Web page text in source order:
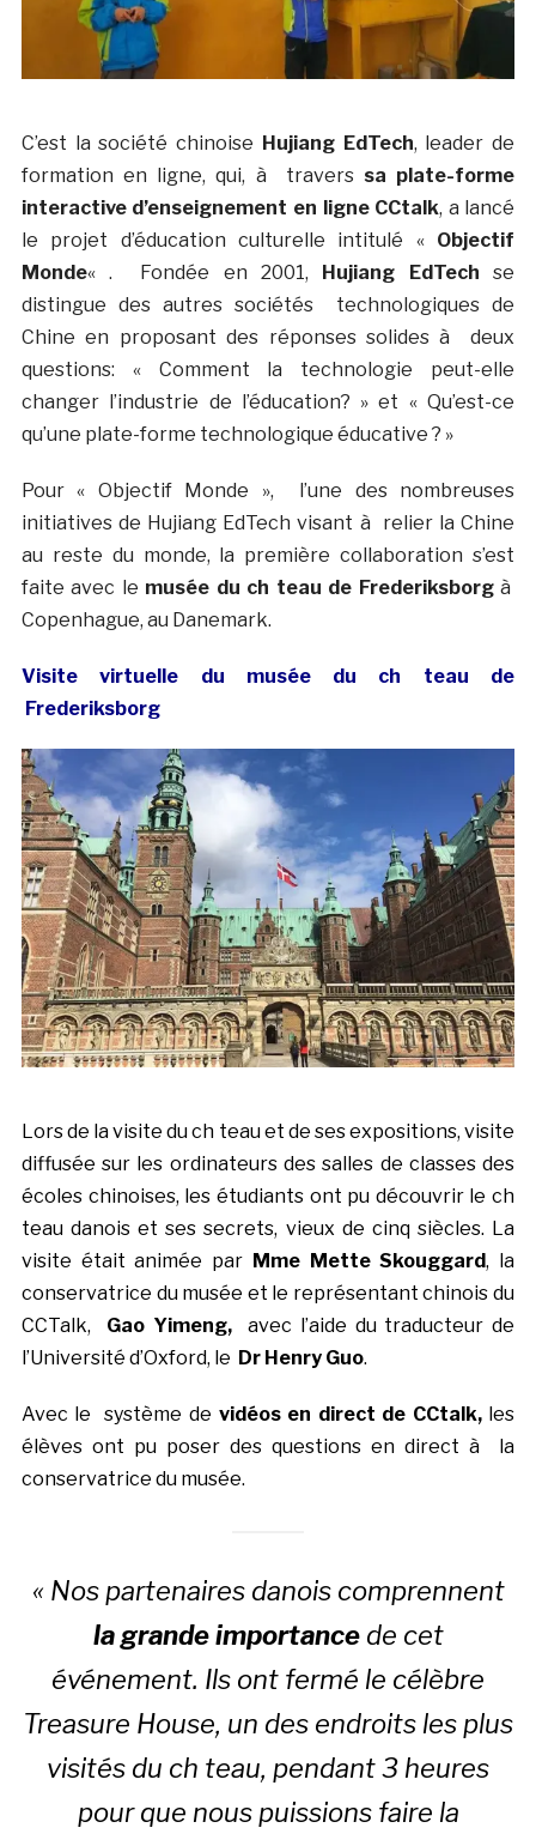
C’est la société chinoise Hujiang EdTech, leader de
formation en ligne, qui, à travers sa plate-forme
interactive d’enseignement en ligne CCtalk, a lancé
le projet d’éducation culturelle intitulé « Objectif
Monde« . Fondée en 2001, Hujiang EdTech se
distingue des autres sociétés technologiques de
Chine en proposant des réponses solides à deux
questions: « Comment la technologie peut-elle
changer l’industrie de l’éducation? » et « Qu’est-ce
qu’une plate-forme technologique éducative ? »
Pour « Objectif Monde », l’une des nombreuses
initiatives de Hujiang EdTech visant à relier la Chine
au reste du monde, la première collaboration s’est
faite avec le musée du ch teau de Frederiksborgà
Copenhague, au Danemark.
Visite virtuelle du musée du ch teau de
Frederiksborg
Lors de la visite du ch teau et de ses expositions, visite
diffusée sur les ordinateurs des salles de classes des
écoles chinoises, les étudiants ont pu découvrir le ch
teau danois et ses secrets, vieux de cinq siècles. La
visite était animée par Mme Mette Skouggard, la
conservatrice du musée et le représentant chinois du
CCTalk, Gao Yimeng,avec l’aide du traducteur de
l’Université d’Oxford, le Dr Henry Guo.
Avec le système de vidéos en direct de CCtalk,les
élèves ont pu poser des questions en direct à la
conservatrice du musée.
« Nos partenaires danois comprennent
la grande importancede cet
événement. Ils ont fermé le célèbre
Treasure House, un des endroits les plus
visités du ch teau, pendant 3 heures
pour que nous puissions faire la